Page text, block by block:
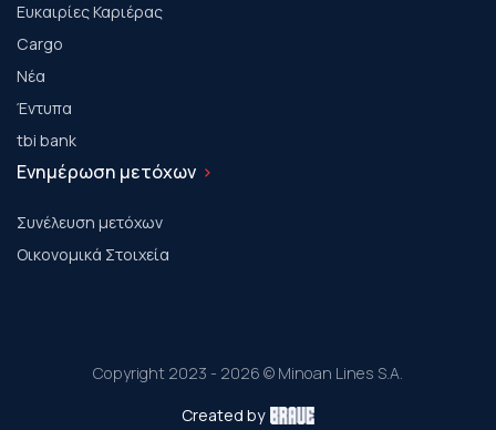
Ευκαιρίες Καριέρας
Cargo
Νέα
Έντυπα
tbi bank
Ενημέρωση μετόχων
Συνέλευση μετόχων
Οικονομικά Στοιχεία
Copyright 2023 - 2026 © Minoan Lines S.A.
Created by